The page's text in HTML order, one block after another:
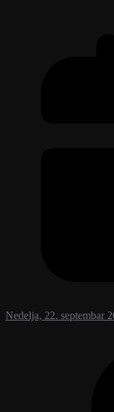
Nedelja, 22. septembar